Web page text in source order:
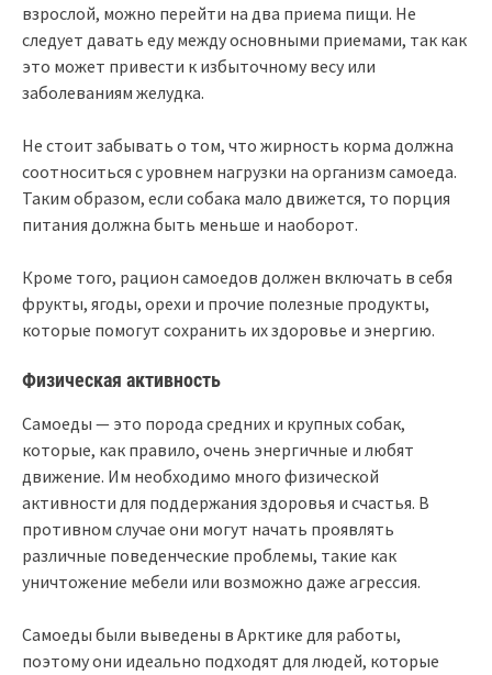
взрослой, можно перейти на два приема пищи. Не
следует давать еду между основными приемами, так как
это может привести к избыточному весу или
заболеваниям желудка.
Не стоит забывать о том, что жирность корма должна
соотноситься с уровнем нагрузки на организм самоеда.
Таким образом, если собака мало движется, то порция
питания должна быть меньше и наоборот.
Кроме того, рацион самоедов должен включать в себя
фрукты, ягоды, орехи и прочие полезные продукты,
которые помогут сохранить их здоровье и энергию.
Физическая активность
Самоеды — это порода средних и крупных собак,
которые, как правило, очень энергичные и любят
движение. Им необходимо много физической
активности для поддержания здоровья и счастья. В
противном случае они могут начать проявлять
различные поведенческие проблемы, такие как
уничтожение мебели или возможно даже агрессия.
Самоеды были выведены в Арктике для работы,
поэтому они идеально подходят для людей, которые